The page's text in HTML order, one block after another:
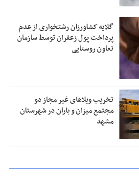
گلایه کشاورزان رشتخواری از عدم
پرداخت پول زعفران توسط سازمان
تعاون روستایی
تخریب ویلاهای غیر مجاز دو
مجتمع میزان و باران در شهرستان
مشهد